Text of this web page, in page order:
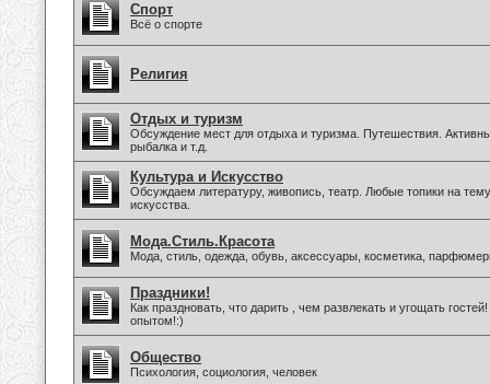
Спорт
Всё о спорте
Религия
Отдых и туризм
Обсуждение мест для отдыха и туризма. Путешествия.
рыбалка и т.д.
Культура и Искусство
Обсуждаем литературу, живопись, театр. Любые топики на
искусства.
Мода.Стиль.Красота
Мода, стиль, одежда, обувь, аксессуары, косметика,
Праздники!
Как праздновать, что дарить , чем развлекать и угощать
опытом!:)
Общество
Психология, социология, человек